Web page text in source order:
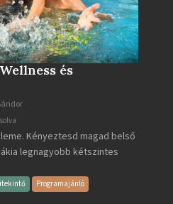
és
Kényeztesd magad belső
legnagyobb kétszintes
Programajánló